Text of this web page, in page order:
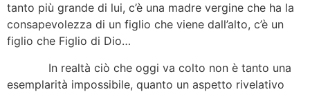
tanto più grande di lui, c’è una madre vergine che ha la
consapevolezza di un figlio che viene dall’alto, c’è un
figlio che Figlio di Dio…
In realtà ciò che oggi va colto non è tanto una
esemplarità impossibile, quanto un aspetto rivelativo